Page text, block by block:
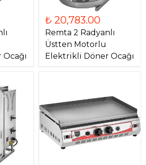
₺ 20,783.00
Remta 2 Radyanlı
Üstten Motorlu
Elektrikli Döner Ocağı